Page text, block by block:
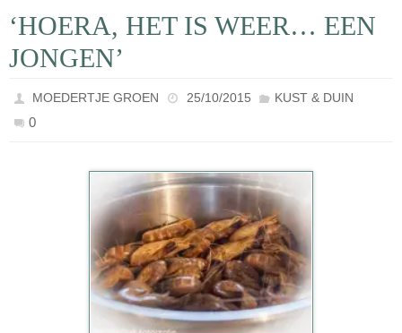
‘HOERA, HET IS WEER… EEN
JONGEN’
MOEDERTJE GROEN 25/10/2015 KUST & DUIN
0